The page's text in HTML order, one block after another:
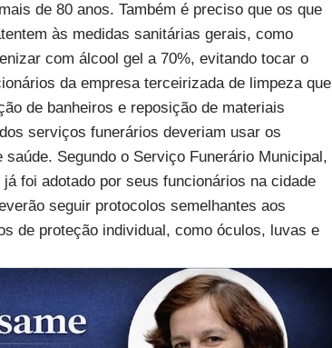
de 80 anos. Também é preciso que os que
às medidas sanitárias gerais, como
com álcool gel a 70%, evitando tocar o
da empresa terceirizada de limpeza que
de banheiros e reposição de materiais
serviços funerários deveriam usar os
Segundo o Serviço Funerário Municipal,
foi adotado por seus funcionários na cidade
seguir protocolos semelhantes aos
de proteção individual, como óculos, luvas e